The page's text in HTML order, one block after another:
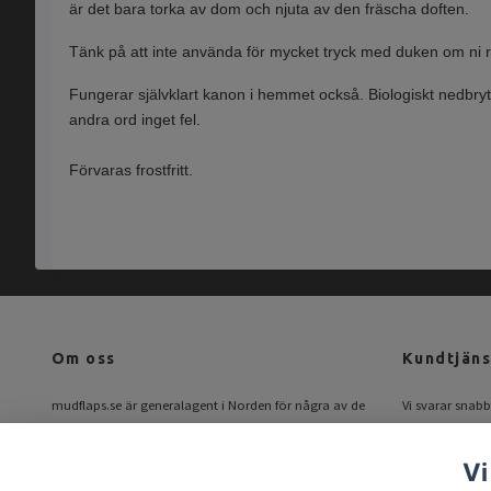
är det bara torka av dom och njuta av den fräscha doften.
Tänk på att inte använda för mycket tryck med duken om
Fungerar självklart kanon i hemmet också. Biologiskt
andra ord inget fel.
Förvaras frostfritt.
Om oss
mudflaps.se är generalagent i Norden för några av de
största tillverkarna av modellanpassade stänkskydd.
Vi svarar
Mail: